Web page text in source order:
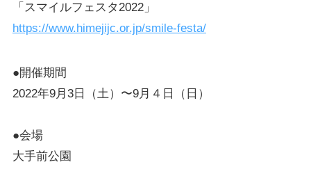
「スマイルフェスタ2022」
https://www.himejijc.or.jp/smile-festa/
●開催期間
2022年9月3日（土）〜9月４日（日）
●会場
大手前公園